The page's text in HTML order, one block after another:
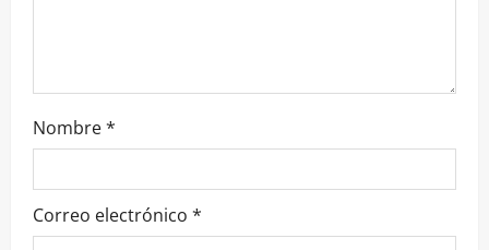
Nombre*
Correo electrónico *